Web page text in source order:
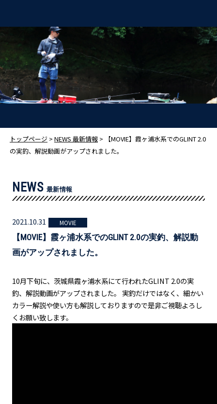
トップページ > NEWS 最新情報 > 【MOVIE】霞ヶ浦水系でのGLINT 2.0
の実釣、解説動画がアップされました。
NEWS 最新情報
2021.10.31 MOVIE
【MOVIE】霞ヶ浦水系でのGLINT 2.0の実釣、解説動
画がアップされました。
10月下旬に、茨城県霞ヶ浦水系にて行われたGLINT 2.0の実
釣、解説動画がアップされました。 実釣だけではなく、細かい
カラー解説や使い方も解説しておりますので是非ご視聴よろし
くお願い致します。